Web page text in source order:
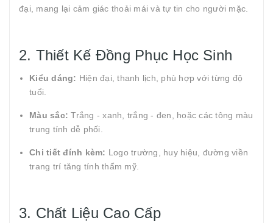
đại, mang lại cảm giác thoải mái và tự tin cho người mặc.
2. Thiết Kế Đồng Phục Học Sinh
Kiểu dáng: Hiện đại, thanh lịch, phù hợp với từng độ
tuổi.
Màu sắc: Trắng - xanh, trắng - đen, hoặc các tông màu
trung tính dễ phối.
Chi tiết đính kèm: Logo trường, huy hiệu, đường viền
trang trí tăng tính thẩm mỹ.
3. Chất Liệu Cao Cấp